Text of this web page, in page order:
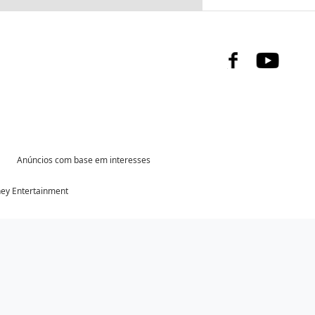
Facebook
Anúncios com base em interesses
Entertainment